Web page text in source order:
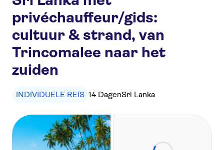
privéchauffeur/gids:
cultuur & strand, van
Trincomalee naar het
zuiden
INDIVIDUELE REIS 14 DagenSri Lanka